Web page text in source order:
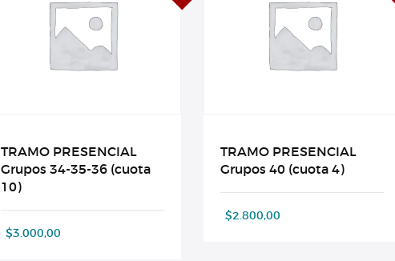
TRAMO PRESENCIAL
Grupos 34-35-36 (cuota
10)
$3.000,00
TRAMO PRESENCIAL
Grupos 40 (cuota 4)
$2.800,00